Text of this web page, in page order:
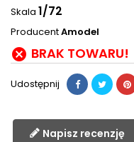
Skala 1/72
ProducentAmodel
 BRAK TOWARU!
Udostępnij
Napisz recenzję